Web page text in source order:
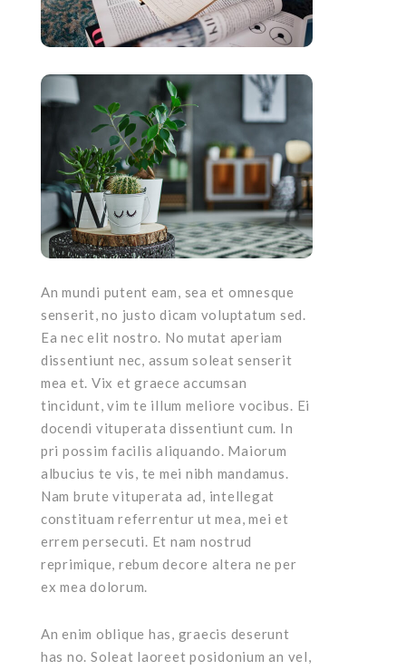
An mundi putent eam, sea et omnesque
senserit, no justo dicam voluptatum sed.
Ea nec elit nostro. No mutat aperiam
dissentiunt nec, assum soleat senserit
mea et. Vix et graece accumsan
tincidunt, vim te illum meliore vocibus. Ei
docendi vituperata dissentiunt cum. In
pri possim facilis aliquando. Maiorum
albucius te vis, te mei nibh mandamus.
Nam brute vituperata ad, intellegat
constituam referrentur ut mea, mei et
errem persecuti. Et nam nostrud
reprimique, rebum decore altera ne per
ex mea dolorum.
An enim oblique has, graecis deserunt
has no. Soleat laoreet posidonium an vel,